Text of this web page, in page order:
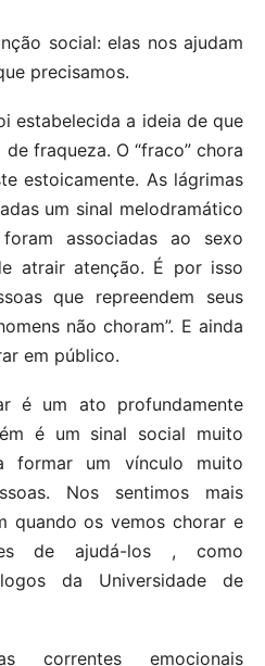
social: elas nos ajudam
precisamos.
estabelecida a ideia de que
fraqueza. O “fraco” chora
estoicamente. As lágrimas
um sinal melodramático
associadas ao sexo
atrair atenção. É por isso
que repreendem seus
não choram”. E ainda
em público.
é um ato profundamente
é um sinal social muito
formar um vínculo muito
Nos sentimos mais
quando os vemos chorar e
de ajudá-los , como
da Universidade de
correntes emocionais